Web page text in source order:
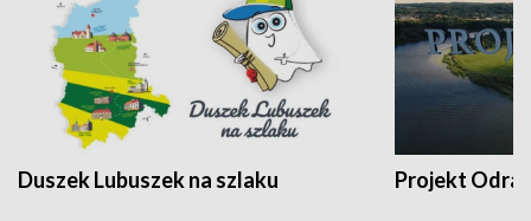
Duszek Lubuszek na szlaku Projekt Odra